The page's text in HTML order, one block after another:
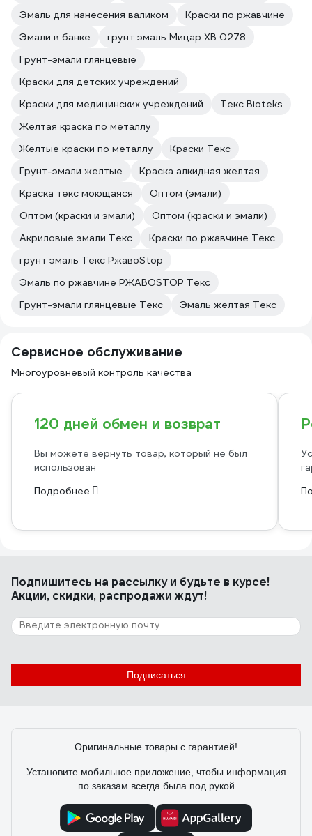
Эмаль для нанесения валиком
Краски по ржавчине
Эмали в банке
грунт эмаль Мицар ХВ 0278
Грунт-эмали глянцевые
Краски для детских учреждений
Краски для медицинских учреждений
Текс Bioteks
Жёлтая краска по металлу
Желтые краски по металлу
Краски Текс
Грунт-эмали желтые
Краска алкидная желтая
Краска текс моющаяся
Оптом (эмали)
Оптом (краски и эмали)
Оптом (краски и эмали)
Акриловые эмали Текс
Краски по ржавчине Текс
грунт эмаль Текс РжавоStop
Эмаль по ржавчине РЖАВОSTOP Текс
Грунт-эмали глянцевые Текс
Эмаль желтая Текс
Сервисное обслуживание
Многоуровневый контроль качества
120 дней обмен и возврат
Вы можете вернуть товар, который не был
использован
Подробнее
Подпишитесь на рассылкуи будьте в курсе!
Акции, скидки, распродажи ждут!
Подписаться
Оригинальные товары с гарантией!
Установите мобильное приложение, чтобы информация
по заказам всегда была под рукой